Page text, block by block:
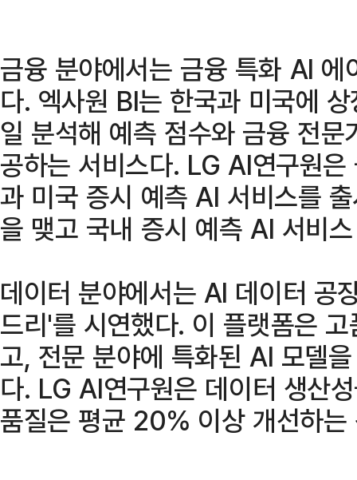
금융 분야에서는 금융 특화 AI
다. 엑사원 BI는 한국과 미국에
일 분석해 예측 점수와 금융 전
공하는 서비스다. LG AI연구원
과 미국 증시 예측 AI 서비스를
을 맺고 국내 증시 예측 AI 서비
데이터 분야에서는 AI 데이터 공
드리'를 시연했다. 이 플랫폼은
고, 전문 분야에 특화된 AI 모델
다. LG AI연구원은 데이터 생산
품질은 평균 20% 이상 개선하는